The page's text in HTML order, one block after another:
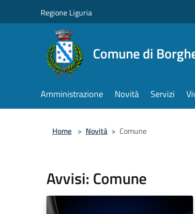
Regione Liguria
Comune di
Amministrazione Novità Servizi
Home > Novità > Comune
Avvisi: Comune